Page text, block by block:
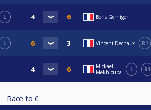
L Boris Gernigon
L Vincent Dechaux R1
Mickael
Mekhiouba
L R1
Race to 6